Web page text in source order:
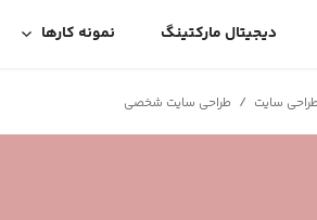
دیجیتال مارکتینگ نمونه کارها
سایت / طراحی سایت شخصی